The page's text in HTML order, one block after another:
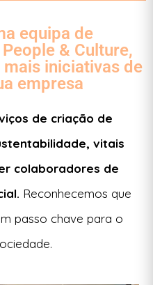
equipa de
& Culture,
mais iniciativas de
empresa
de criação de
vitais
colaboradores de
Reconhecemos que
passo chave para o